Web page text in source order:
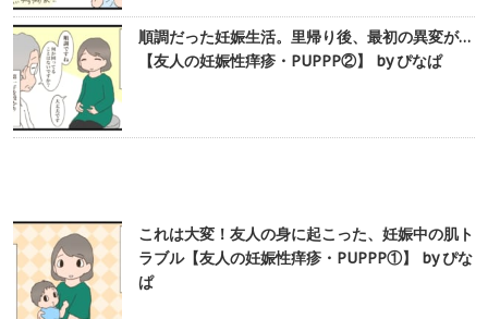
順調だった妊娠生活。里帰り後、最初の異変が…
【友人の妊娠性痒疹・PUPPP②】 by ぴなぱ
これは大変！友人の身に起こった、妊娠中の肌ト
ラブル【友人の妊娠性痒疹・PUPPP①】 by ぴな
ぱ